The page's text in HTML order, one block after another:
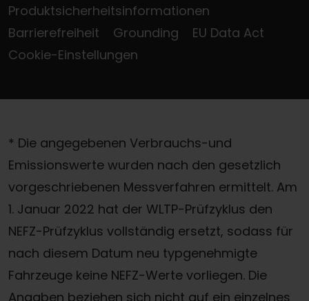
Produktsicherheitsinformationen
Barrierefreiheit
Grounding
EU Data Act
Cookie-Einstellungen
* Die angegebenen Verbrauchs-und
Emissionswerte wurden nach den gesetzlich
vorgeschriebenen Messverfahren ermittelt. Am
1. Januar 2022 hat der WLTP-Prüfzyklus den
NEFZ-Prüfzyklus vollständig ersetzt, sodass für
nach diesem Datum neu typgenehmigte
Fahrzeuge keine NEFZ-Werte vorliegen. Die
Angaben beziehen sich nicht auf ein einzelnes